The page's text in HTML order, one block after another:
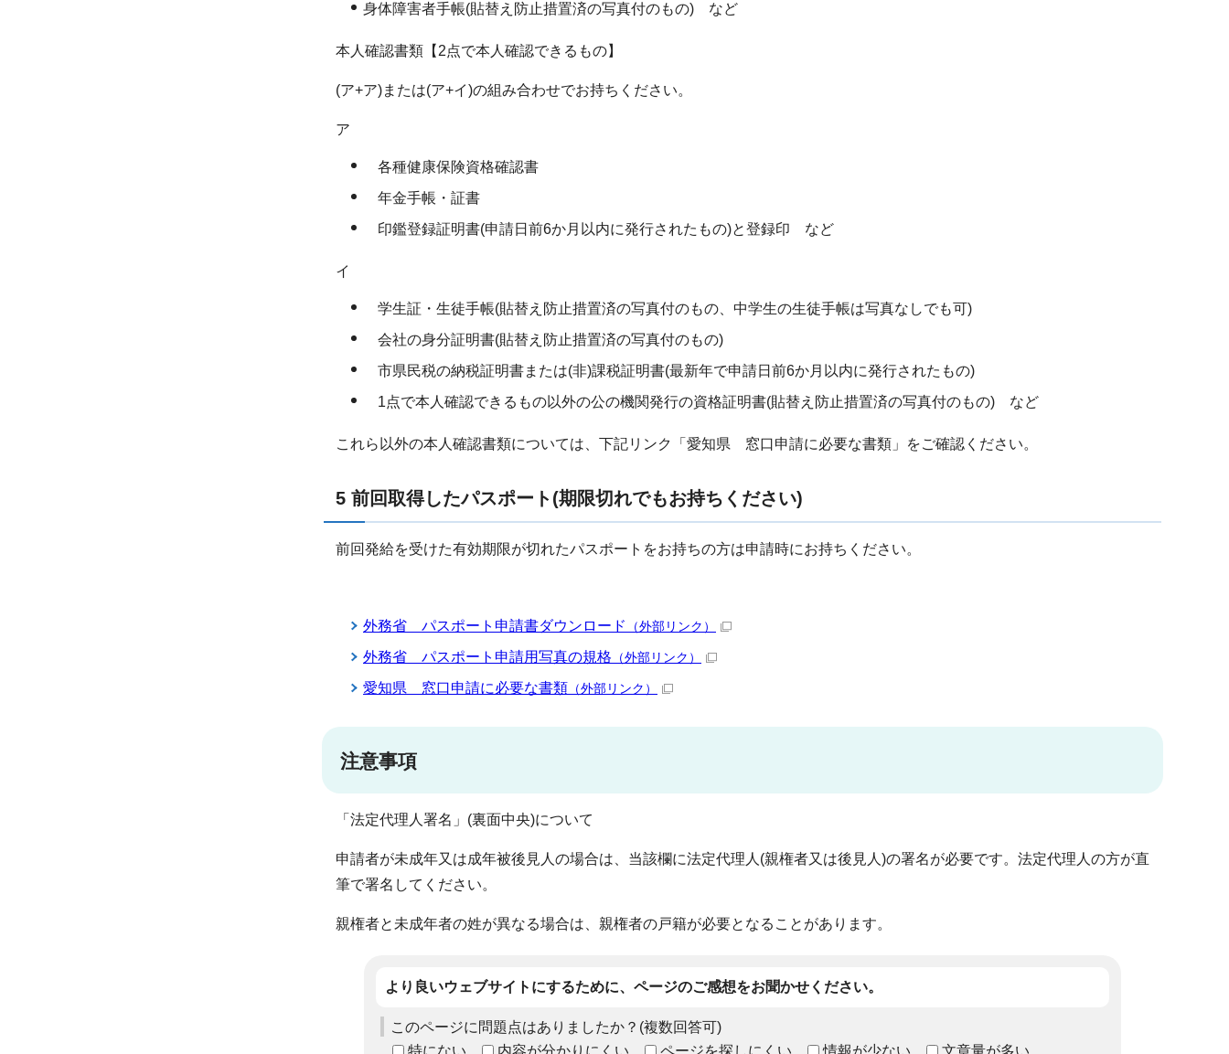
身体障害者手帳(貼替え防止措置済の写真付のもの) など
本人確認書類【2点で本人確認できるもの】
(ア+ア)または(ア+イ)の組み合わせでお持ちください。
ア
各種健康保険資格確認書
年金手帳・証書
印鑑登録証明書(申請日前6か月以内に発行されたもの)と登録印 など
イ
学生証・生徒手帳(貼替え防止措置済の写真付のもの、中学生の生徒手帳は写真なしでも可)
会社の身分証明書(貼替え防止措置済の写真付のもの)
市県民税の納税証明書または(非)課税証明書(最新年で申請日前6か月以内に発行されたもの)
1点で本人確認できるもの以外の公の機関発行の資格証明書(貼替え防止措置済の写真付のもの) など
これら以外の本人確認書類については、下記リンク「愛知県 窓口申請に必要な書類」をご確認ください。
5 前回取得したパスポート(期限切れでもお持ちください)
前回発給を受けた有効期限が切れたパスポートをお持ちの方は申請時にお持ちください。
外務省 パスポート申請書ダウンロード （外部リンク）
外務省 パスポート申請用写真の規格 （外部リンク）
愛知県 窓口申請に必要な書類 （外部リンク）
注意事項
「法定代理人署名」(裏面中央)について
申請者が未成年又は成年被後見人の場合は、当該欄に法定代理人(親権者又は後見人)の署名が必要です。法定代理人の方が直
筆で署名してください。
親権者と未成年者の姓が異なる場合は、親権者の戸籍が必要となることがあります。
より良いウェブサイトにするために、ページのご感想をお聞かせください。
このページに問題点はありましたか？(複数回答可)
特にない
内容が分かりにくい ページを探しにくい 情報が少ない 文章量が多い